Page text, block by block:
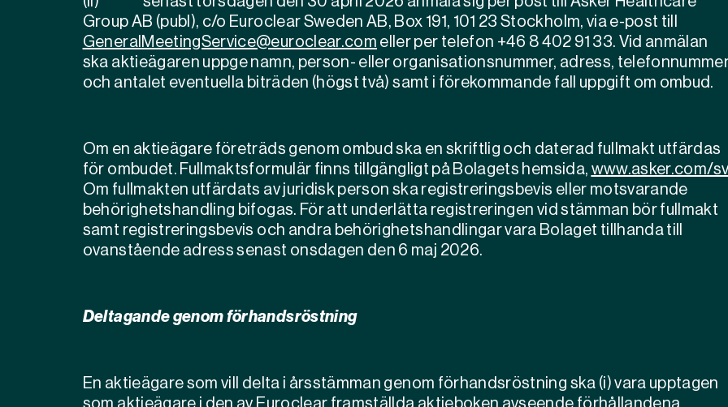
Group AB (publ), c/o Euroclear Sweden AB, Box 191, 101 23 Stockholm, via e-post till
GeneralMeetingService@euroclear.com eller per telefon +46 8 402 91 33. Vid anmälan
ska aktieägaren uppge namn, person- eller organisationsnummer, adress,
och antalet eventuella biträden (högst två) samt i förekommande fall uppgift om ombud.
Om en aktieägare företräds genom ombud ska en skriftlig och daterad fullmakt utfärdas
för ombudet. Fullmaktsformulär finns tillgängligt på Bolagets hemsida, www.asker.com/sv
Om fullmakten utfärdats av juridisk person ska registreringsbevis eller motsvarande
behörighetshandling bifogas. För att underlätta registreringen vid stämman bör fullmakt
samt registreringsbevis och andra behörighetshandlingar vara Bolaget tillhanda till
ovanstående adress senast onsdagen den 6 maj 2026.
Deltagande genom förhandsröstning
En aktieägare som vill delta i årsstämman genom förhandsröstning ska (i) vara upptagen
som aktieägare i den av Euroclear framställda aktieboken avseende förhållandena